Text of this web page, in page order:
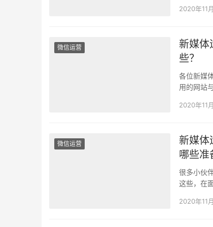
2020年11
微信运营
新媒体
些？
各位新媒
用的网站
2020年11
微信运营
新媒体
哪些准
很多小伙
这些，在
2020年11